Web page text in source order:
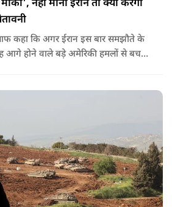
नहीं माना ईरान तो क्या करेगा
आगे होने वाले बड़े अमेरिकी हमलों से बच